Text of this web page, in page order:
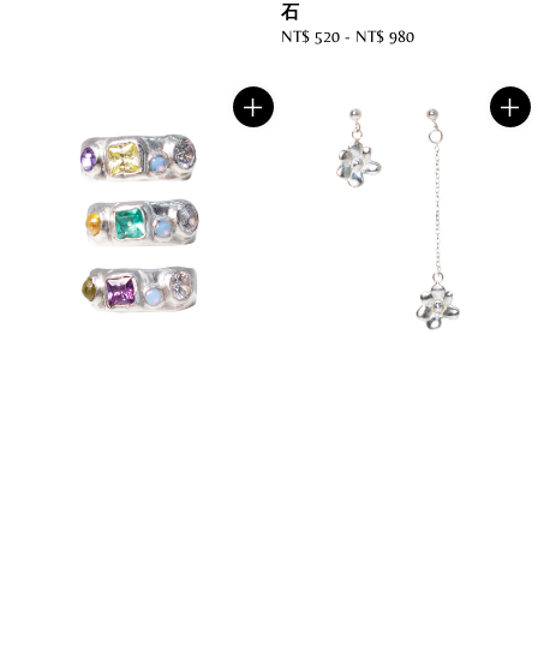
石
Regular
NT$ 520 - NT$ 980